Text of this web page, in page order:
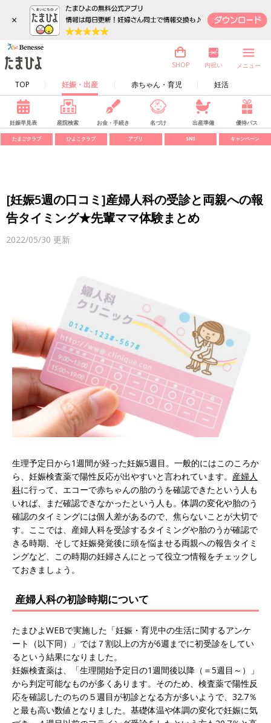
×
TOP 妊娠・出産 赤ちゃん・育児 妊活
SHOP 内祝い メニュー
妊娠早見表 産院検索 お金・手続き 名づけ 出産準備 優待パス
たまごクラブ ひよこクラブ アプリ SNS キャンペーン
[妊娠5週の口コミ]産婦人科の受診と両親への報
告タイミング★先輩ママ体験まとめ
2022/05/30 更新
生理予定日から1週間が経った妊娠5週目。一般的にはこのころか
ら、妊娠検査薬で陽性反応が出やすいと言われています。 産婦人
科に行って、エコーで赤ちゃんの胎のうを確認できたという人も
いれば、まだ確認できなかったという人も。体調の変化や胎のう
確認のタイミングには個人差があるので、焦らないことが大切で
す。ここでは、産婦人科を受診するタイミングや胎のうが確認で
きる時期、そして妊娠発覚後に頭を悩ませる両親への報告タイミ
ングなど、この時期の妊婦さんにとって役立つ情報をチェックし
ておきましょう。
産婦人科の初診時期について
たまひよWEBで実施した「妊娠・育児中の生活に関するアンケ
ート（以下同）」では７割以上の方が6週までに初受診をしてい
るという結果になりました。
妊娠検査薬は、「生理開始予定日の1週間後以降（＝5週目～）」
から判定可能なものが多くあります。そのため、検査薬で陽性反
応を確認したのちの５週目が初診となる方が多いようで、32.7％
と最も高い数値となりました。基礎体温や体調の変化で妊娠に気